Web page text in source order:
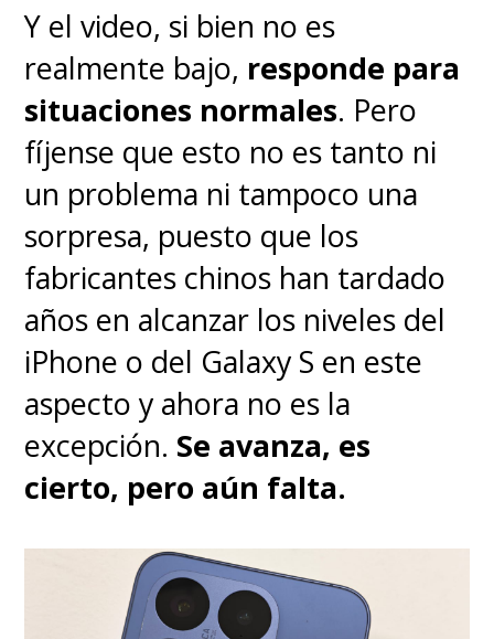
permitiendo acercamientos
extremos con un nivel de nitidez
que domina el mercado actual.
Los colores, el detalle, la
definición, todo está increíble
y aún más sorprendente el
resultado del zoom digital
que no hay otro igual.El video
ha avanzado y es más estable,
pero aún no logra el nivel de
Apple o Samsung.
Y el video, si bien no es
realmente bajo, responde para
situaciones normales. Pero
fíjense que esto no es tanto ni
un problema ni tampoco una
sorpresa, puesto que los
fabricantes chinos han tardado
años en alcanzar los niveles del
iPhone o del Galaxy S en este
aspecto y ahora no es la
excepción. Se avanza, es
cierto, pero aún falta.